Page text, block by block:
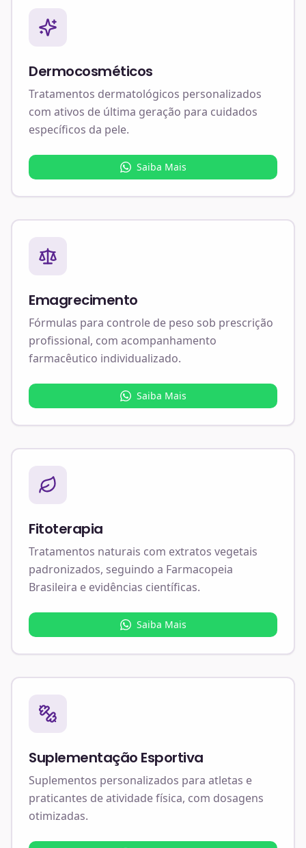
Dermocosméticos
Tratamentos dermatológicos personalizados
com ativos de última geração para cuidados
específicos da pele.
Saiba Mais
Emagrecimento
Fórmulas para controle de peso sob prescrição
profissional, com acompanhamento
farmacêutico individualizado.
Saiba Mais
Fitoterapia
Tratamentos naturais com extratos vegetais
padronizados, seguindo a Farmacopeia
Brasileira e evidências científicas.
Saiba Mais
Suplementação Esportiva
Suplementos personalizados para atletas e
praticantes de atividade física, com dosagens
otimizadas.